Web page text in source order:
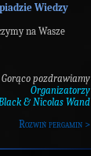
Wiedzy
na Wasze
Gorąco pozdrawiamy
Organizatorzy
& Nicolas Wand
Rozwiń pergamin >